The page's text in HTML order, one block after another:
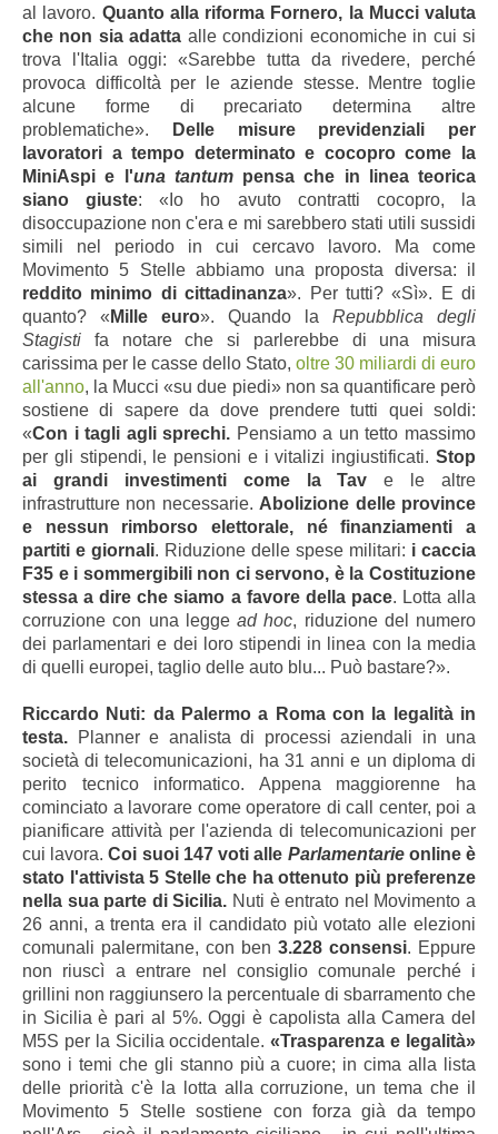
al lavoro. Quanto alla riforma Fornero, la Mucci valuta
che non sia adatta alle condizioni economiche in cui si
trova l'Italia oggi: «Sarebbe tutta da rivedere, perché
provoca difficoltà per le aziende stesse. Mentre toglie
alcune forme di precariato determina altre
problematiche».
Delle misure previdenziali per
lavoratori a tempo determinato e cocopro come la
MiniAspi e l'una tantumpensa che in linea teorica
siano giuste: «Io ho avuto contratti cocopro, la
disoccupazione non c'era e mi sarebbero stati utili sussidi
simili nel periodo in cui cercavo lavoro. Ma come
Movimento 5 Stelle abbiamo una proposta diversa: il
reddito minimo di cittadinanza». Per tutti? «Sì». E di
quanto? « Mille euro». Quando la Repubblica degli
Stagisti fa notare che si parlerebbe di una misura
carissima per le casse dello Stato, oltre 30 miliardi di euro
all'anno, la Mucci «su due piedi» non sa quantificare però
sostiene di sapere da dove prendere tutti quei soldi:
«Con i tagli agli sprechi. Pensiamo a un tetto massimo
per gli stipendi, le pensioni e i vitalizi ingiustificati. Stop
ai grandi investimenti come la Tave le altre
infrastrutture non necessarie. Abolizione delle province
e nessun rimborso elettorale, né finanziamenti a
partiti e giornali. Riduzione delle spese militari: i caccia
F35 e i sommergibili non ci servono, è la Costituzione
stessa a dire che siamo a favore della pace. Lotta alla
corruzione con una legge ad hoc, riduzione del numero
dei parlamentari e dei loro stipendi in linea con la media
di quelli europei, taglio delle auto blu... Può bastare?».
Riccardo Nuti: da Palermo a Roma con la legalità in
testa. Planner e analista di processi aziendali in una
società di telecomunicazioni, ha 31 anni e un diploma di
perito tecnico informatico. Appena maggiorenne ha
cominciato a lavorare come operatore di call center, poi a
pianificare attività per l'azienda di telecomunicazioni per
cui lavora. Coi suoi 147 voti alle Parlamentarieonline è
stato l'attivista 5 Stelle che ha ottenuto più preferenze
nella sua parte di Sicilia. Nuti è entrato nel Movimento a
26 anni, a trenta era il candidato più votato alle elezioni
comunali palermitane, con ben 3.228 consensi. Eppure
non riuscì a entrare nel consiglio comunale perché i
grillini non raggiunsero la percentuale di sbarramento che
in Sicilia è pari al 5%. Oggi è capolista alla Camera del
M5S per la Sicilia occidentale.«Trasparenza e legalità»
sono i temi che gli stanno più a cuore; in cima alla lista
delle priorità c'è la lotta alla corruzione, un tema che il
Movimento 5 Stelle sostiene con forza già da tempo